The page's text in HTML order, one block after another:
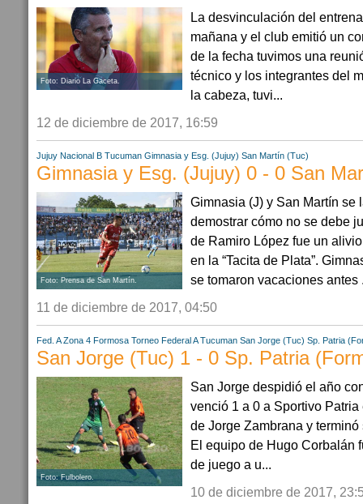
Foto: Diario La Gaceta.
La desvinculación del
mañana y el club emitió un
de la fecha tuvimos una
técnico y los integrantes del
la cabeza, tuvi...
12 de diciembre de 2017, 16:59
Jujuy Nacional B Tucuman Gimnasia y Esg. (Jujuy) San Martín (Tuc)
Gimnasia y Esg. (Jujuy) 0 - 0 San
Foto: Prensa de San Martín.
Gimnasia (J) y San Martín se
demostrar cómo no se debe
de Ramiro López fue un
en la “Tacita de Plata”.
se tomaron vacaciones antes
11 de diciembre de 2017, 04:50
Fed. A Zona 4 Formosa Torneo Federal A Tucuman San Jorge (Tuc) Sp. Patria
San Jorge (Tuc) 1 - 0 Sp. Patria
Foto: Fulbolero.
San Jorge despidió el año
venció 1 a 0 a Sportivo
de Jorge Zambrana y
El equipo de Hugo Corbalán
de juego a u...
10 de diciembre de 2017,